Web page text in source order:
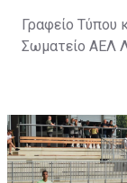
Γραφείο Τύπου
Σωματείο ΑΕΛ